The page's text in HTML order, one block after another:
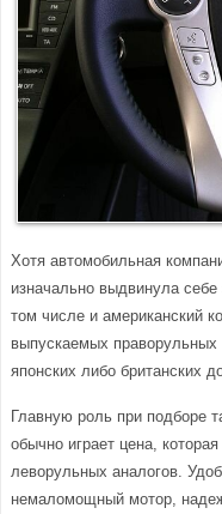
Хотя автомобильная
изначально выдвинула
том числе и американский
выпускаемых
японских либо британских
Главную роль при подборе
обычно играет цена,
леворульных аналогов.
немаломощный мотор,